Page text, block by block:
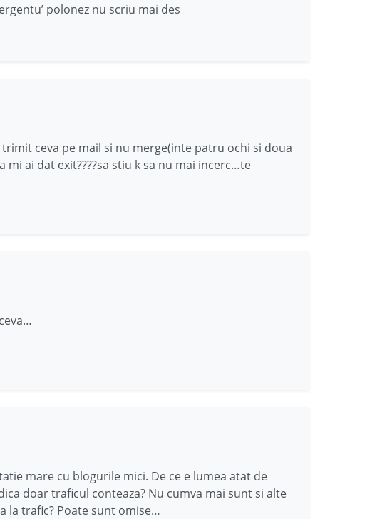
polonez nu scriu mai des
ceva pe mail si nu merge(inte patru ochi si doua
ai dat exit????sa stiu k sa nu mai incerc…te
mare cu blogurile mici. De ce e lumea atat de
doar traficul conteaza? Nu cumva mai sunt si alte
la trafic? Poate sunt omise…